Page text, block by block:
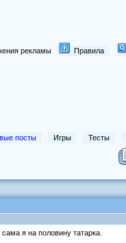
рекламы Правила
посты Игры Тесты
я на половину татарка.